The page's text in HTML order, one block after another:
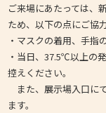
ご来場にあたっては、
ため、以下の点にご協
・マスクの着用、手指
・当日、37.5℃以上の
控えください。
また、展示場入口に
ます。